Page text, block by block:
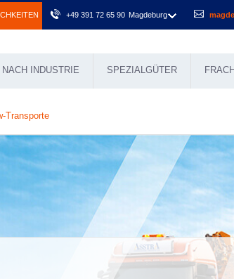
+49 391 72 65 90 Magdeburg
NACH INDUSTRIE SPEZIALGÜTER
Transporte